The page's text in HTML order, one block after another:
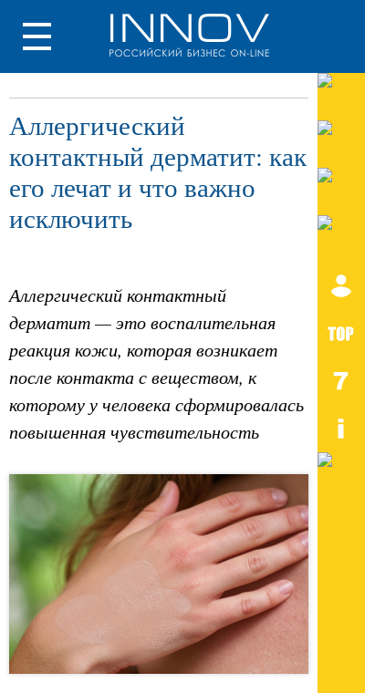
Аллергический
контактный дерматит: как
его лечат и что важно
исключить
Аллергический контактный
дерматит — это воспалительная
реакция кожи, которая возникает
после контакта с веществом, к
которому у человека сформировалась
повышенная чувствительность